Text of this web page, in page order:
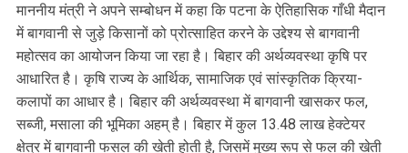
माननीय मंत्री ने अपने सम्बोधन में कहा कि पटना के ऐतिहासिक गाँधी मैदान
में बागवानी से जुड़े किसानों को प्रोत्साहित करने के उद्देश्य से बागवानी
महोत्सव का आयोजन किया जा रहा है। बिहार की अर्थव्यवस्था कृषि पर
आधारित है। कृषि राज्य के आर्थिक, सामाजिक एवं सांस्कृतिक क्रिया-
कलापों का आधार है। बिहार की अर्थव्यवस्था में बागवानी खासकर फल,
सब्जी, मसाला की भूमिका अहम् है। बिहार में कुल 13.48 लाख हेक्टेयर
क्षेत्र में बागवानी फसल की खेती होती है, जिसमें मुख्य रूप से फल की खेती